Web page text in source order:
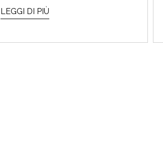
LEGGI DI PIÙ